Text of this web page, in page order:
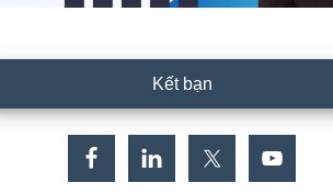
Kết bạn